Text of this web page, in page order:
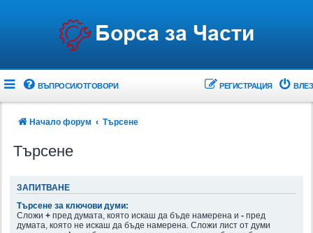
ВЪПРОСИ/ОТГОВОРИ ВЛЕЗ
РЕГИСТРАЦИЯ
Начало форум Търсене
Търсене
ЗАПИТВАНЕ
Търсене за ключови думи:
Сложи + пред думата, която искаш да бъде намерена и - пред
думата, която не искаш да бъде намерена. Сложи лист от думи